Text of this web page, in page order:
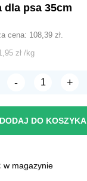
dla psa 35cm
cena: 108,39zł.
zł /kg
-
ilość
psa
+
DODAJ DO KOSZYKA
w magazynie